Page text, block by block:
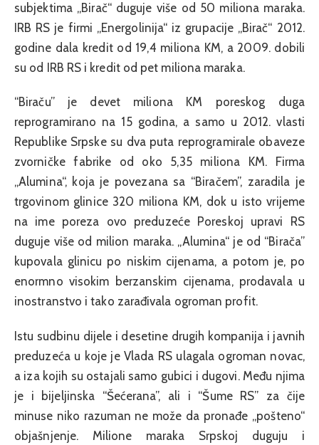
subjektima „Birač“ duguje više od 50 miliona maraka.
IRB RS je firmi „Energolinija“ iz grupacije „Birač“ 2012.
godine dala kredit od 19,4 miliona KM, a 2009. dobili
su od IRB RS i kredit od pet miliona maraka.
“Biraču” je devet miliona KM poreskog duga
reprogramirano na 15 godina, a samo u 2012. vlasti
Republike Srpske su dva puta reprogramirale obaveze
zvorničke fabrike od oko 5,35 miliona KM. Firma
„Alumina“, koja je povezana sa “Biračem”, zaradila je
trgovinom glinice 320 miliona KM, dok u isto vrijeme
na ime poreza ovo preduzeće Poreskoj upravi RS
duguje više od milion maraka. „Alumina“ je od “Birača”
kupovala glinicu po niskim cijenama, a potom je, po
enormno visokim berzanskim cijenama, prodavala u
inostranstvo i tako zarađivala ogroman profit.
Istu sudbinu dijele i desetine drugih kompanija i javnih
preduzeća u koje je Vlada RS ulagala ogroman novac,
a iza kojih su ostajali samo gubici i dugovi. Među njima
je i bijeljinska “Šećerana”, ali i “Šume RS” za čije
minuse niko razuman ne može da pronađe „pošteno“
objašnjenje. Milione maraka Srpskoj duguju i